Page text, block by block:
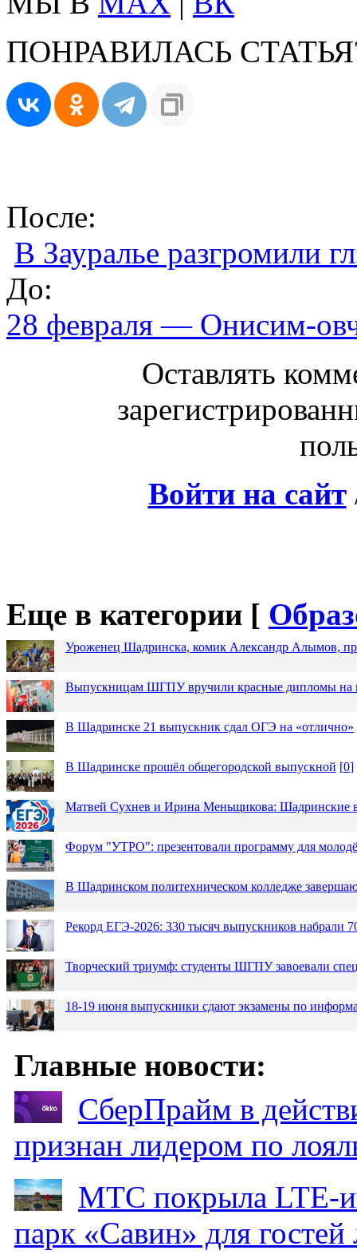
ПОНРАВИЛАСЬ
После:
В Зауралье разгромили
До:
28 февраля — Онисим-
Оставлять
Войти на сайт
Еще в категории [
Уроженец Шадринска, комик Александр Алымов,
Выпускницам ШГПУ вручили красные дипломы на
В Шадринске 21 выпускник сдал ОГЭ на «отлично»
В Шадринске прошёл общегородской выпускной [0]
Матвей Сухнев и Ирина Меньщикова: Шадринские
Форум "УТРО": презентовали программу для
В Шадринском политехническом колледже
Рекорд ЕГЭ-2026: 330 тысяч выпускников набрали
Творческий триумф: студенты ШГПУ завоевали
18-19 июня выпускники сдают экзамены по
Главные новости:
СберПрайм в
признан лидером по
МТС покрыла LTE-
парк «Савин» для гостей